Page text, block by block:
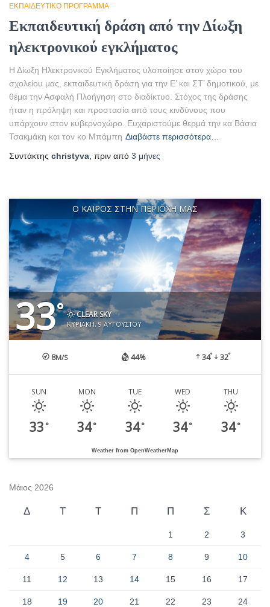
ΕΚΠΑΙΔΕΥΤΙΚΌ ΠΡΌΓΡΑΜΜΑ
Εκπαιδευτική δράση από την Δίωξη
ηλεκτρονικού εγκλήματος
Η Δίωξη Ηλεκτρονικού Εγκλήματος υλοποίησε στον χώρο του
σχολείου μας, εκπαιδευτική δράση για την Ε’ και ΣΤ’ δημοτικού, με
θέμα την Ασφαλή Πλοήγηση στο διαδίκτυο. Στόχος της δράσης
ήταν η πρόληψη και προστασία από τους κινδύνους που
υπάρχουν στον κυβερνοχώρο. Ευχαριστούμε θερμά την κα Βάσια
Τσακμάκη και τον κο Μπάμπη Διαβάστε περισσότερα…
Συντάκτης christyva , πριν από 3 μήνες
Ο ΚΑΙΡΌΣ ΣΤΗΝ ΠΕΡΙΟΧΉ ΜΑΣ
33° CLEAR SKY
ΚΥΡΙΑΚΉ, 9 ΑΥΓΟΎΣΤΟΥ
8M/S 44% 34° 32°
SUN
33 °
MON
34°
TUE
34°
WED
34°
THU
34°
Weather from OpenWeatherMap
Μάιος 2026
Δ Τ Τ Π Π Σ Κ
1 2 3
4 5 6 7 8 9 10
11 12 13 14 15 16 17
18 19 20 21 22 23 24